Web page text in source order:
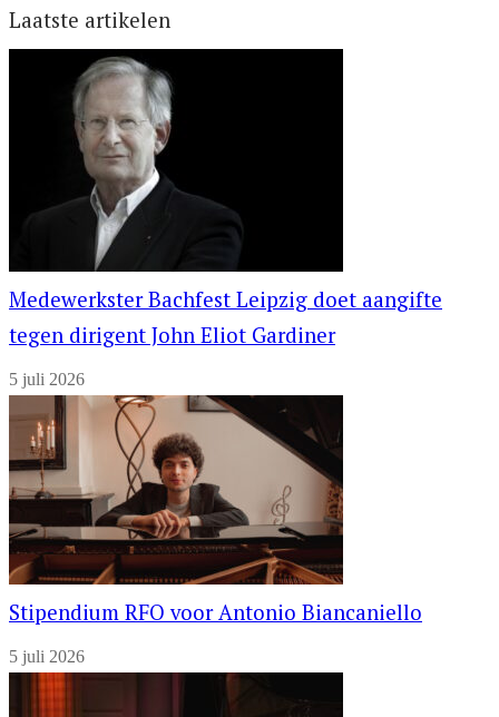
Laatste artikelen
Medewerkster Bachfest Leipzig doet aangifte
tegen dirigent John Eliot Gardiner
5 juli 2026
Stipendium RFO voor Antonio Biancaniello
5 juli 2026